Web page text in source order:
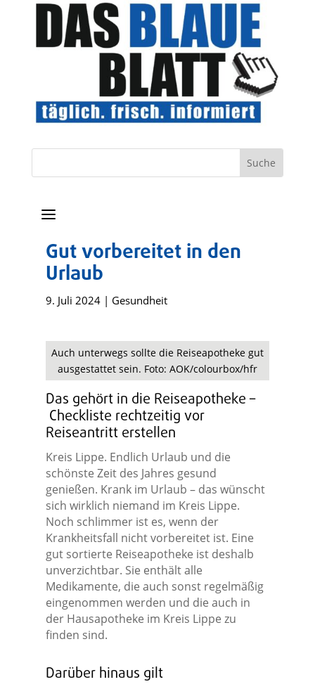
a
Gut vorbereitet in den
Urlaub
9. Juli 2024| Gesundheit
Auch unterwegs sollte die Reiseapotheke gut
ausgestattet sein. Foto: AOK/colourbox/hfr
Das gehört in die Reiseapotheke –
Checkliste rechtzeitig vor
Reiseantritt erstellen
Kreis Lippe. Endlich Urlaub und die
schönste Zeit des Jahres gesund
genießen. Krank im Urlaub – das wünscht
sich wirklich niemand im Kreis Lippe.
Noch schlimmer ist es, wenn der
Krankheitsfall nicht vorbereitet ist. Eine
gut sortierte Reiseapotheke ist deshalb
unverzichtbar. Sie enthält alle
Medikamente, die auch sonst regelmäßig
eingenommen werden und die auch in
der Hausapotheke im Kreis Lippe zu
finden sind.
Darüber hinaus gilt